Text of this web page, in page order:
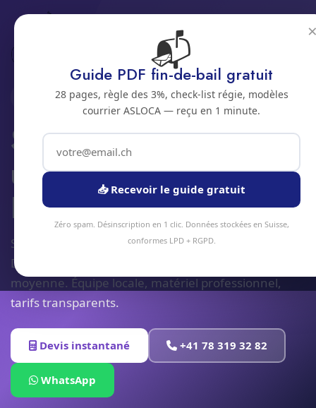
Service de piquet 24/7
Bienne
2500 · JURA BERNOIS
Service de piquet et
urgences 24/7 a
Bienne
Service service de piquet 24/7 à Bienne et alentours.
Devis gratuit sous 24h, intervention sous 48h en
moyenne. Équipe locale, matériel professionnel,
tarifs transparents.
Devis instantané +41 78 319 32 82
WhatsApp
📬
Guide PDF fin-de-bail gratuit
28 pages, règle des 3%, check-list régie, modèles
courrier ASLOCA — reçu en 1 minute.
📥 Recevoir le guide gratuit
Zéro spam. Désinscription en 1 clic. Données stockées en Suisse,
conformes LPD + RGPD.